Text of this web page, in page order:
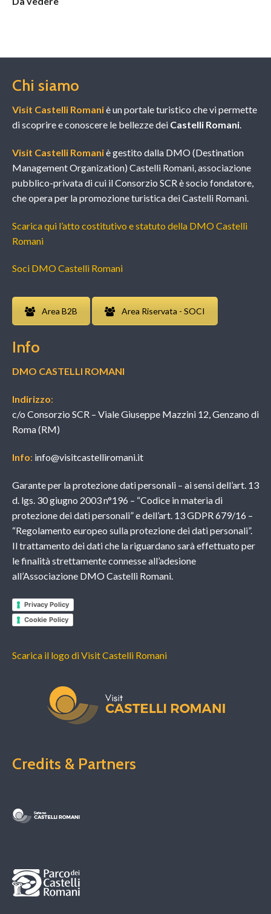
Chi siamo
Visit Castelli Romaniè un portale turistico che vi permette
di scoprire e conoscere le bellezze dei Castelli Romani.
Visit Castelli Romaniè gestito dalla DMO (Destination
Management Organization) Castelli Romani, associazione
pubblico-privata di cui il Consorzio SCR è socio fondatore,
che opera per la promozione turistica dei Castelli Romani.
Scarica qui l’atto costitutivo e statuto della DMO Castelli
Romani
Soci DMO Castelli Romani
Area B2B Area Riservata - SOCI
Info
DMO CASTELLI ROMANI
Indirizzo:
c/o Consorzio SCR – Viale Giuseppe Mazzini 12, Genzano di
Roma (RM)
Info: info@visitcastelliromani.it
Garante per la protezione dati personali – ai sensi dell’art. 13
d. lgs. 30 giugno 2003 n°196 – “Codice in materia di
protezione dei dati personali” e dell’art. 13 GDPR 679/16 –
“Regolamento europeo sulla protezione dei dati personali”.
Il trattamento dei dati che la riguardano sarà effettuato per
le finalità strettamente connesse all’adesione
all’Associazione DMO Castelli Romani.
Privacy Policy
Cookie Policy
Scarica il logo di Visit Castelli Romani
Credits & Partners